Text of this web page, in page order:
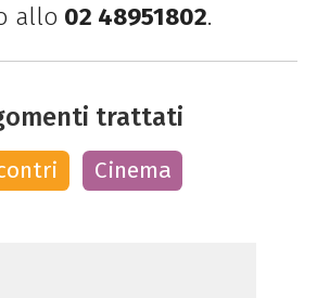
allo 02 48951802.
trattati
Cinema